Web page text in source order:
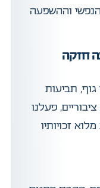
וההשפעה
חזקה
תביעות
פעלנו
זכויותיו